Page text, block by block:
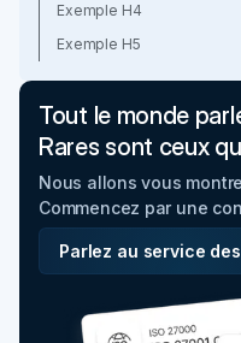
Exemple H4
Exemple H5
Tout le monde
Rares sont ceux
Nous allons vous
Commencez par une
Parlez au service